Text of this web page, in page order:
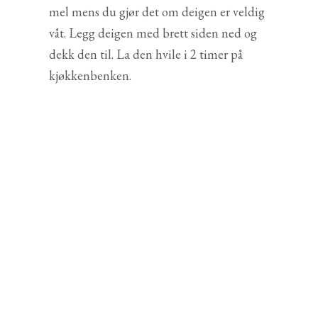
mel mens du gjør det om deigen er veldig
våt. Legg deigen med brett siden ned og
dekk den til. La den hvile i 2 timer på
kjøkkenbenken.